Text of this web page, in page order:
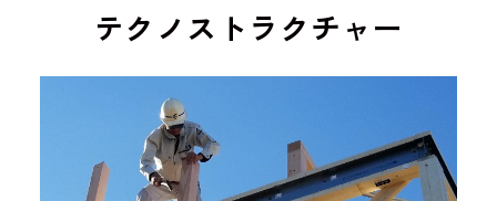
テクノストラクチャー